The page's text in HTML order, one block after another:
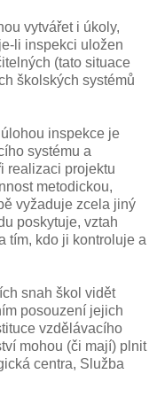
vytvářet i úkoly,
li inspekci uložen
(tato situace
školských systémů
inspekce je
systému a
realizaci projektu
metodickou,
vyžaduje zcela jiný
poskytuje, vztah
tím, kdo ji kontroluje a
snah škol vidět
posouzení jejich
vzdělávacího
mohou (či mají) plnit
centra, Služba